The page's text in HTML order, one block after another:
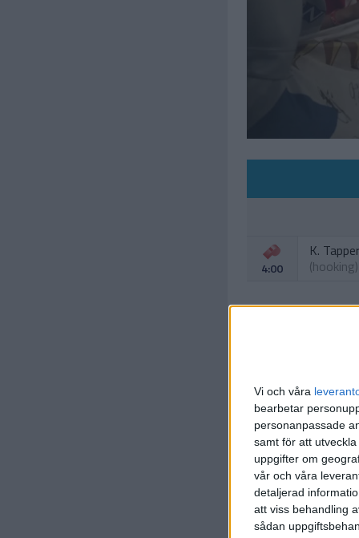
Vi och våra
bearbetar
personanpassade
samt för att
uppgifter om
vår och våra
detaljerad
att viss behandling
sådan
4:00
K. Tapper
(hooking)
9:00
(too